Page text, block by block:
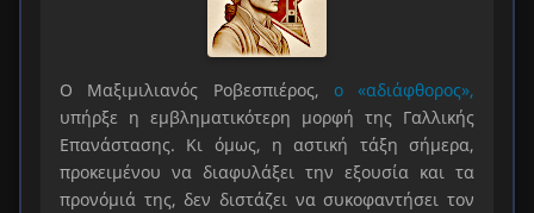
Ο Μαξιμιλιανός Ροβεσπιέρος, ο «αδιάφθορος»,
υπήρξε η εμβληματικότερη μορφή της Γαλλικής
Επανάστασης. Κι όμως, η αστική τάξη σήμερα,
προκειμένου να διαφυλάξει την εξουσία και τα
προνόμιά της, δεν διστάζει να συκοφαντήσει τον